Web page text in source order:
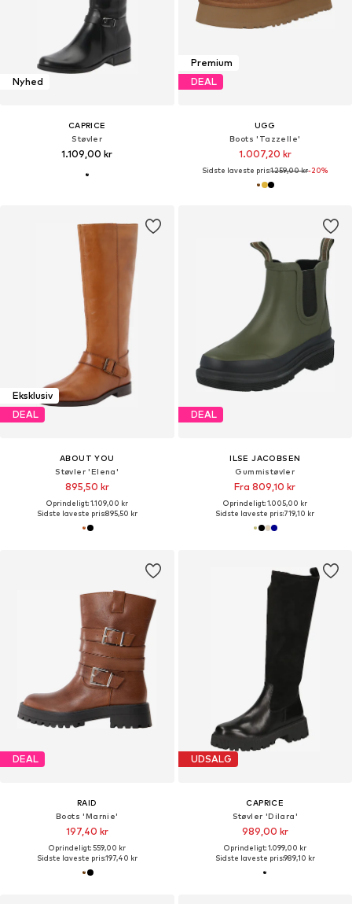
Nyhed
CAPRICE
Støvler
1.109,00 kr
Premium
DEAL
UGG
Boots 'Tazzelle'
1.007,20 kr
Sidste laveste pris:1.259,00 kr-20%
Eksklusiv
DEAL
ABOUT YOU
Støvler 'Elena'
895,50 kr
Oprindeligt: 1.109,00 kr
Sidste laveste pris:895,50 kr
DEAL
ILSE JACOBSEN
Gummistøvler
Fra 809,10 kr
Oprindeligt: 1.005,00 kr
Sidste laveste pris:719,10 kr
DEAL
RAID
Boots 'Marnie'
197,40 kr
Oprindeligt: 559,00 kr
Sidste laveste pris:197,40 kr
UDSALG
CAPRICE
Støvler 'Dilara'
989,00 kr
Oprindeligt: 1.099,00 kr
Sidste laveste pris:989,10 kr